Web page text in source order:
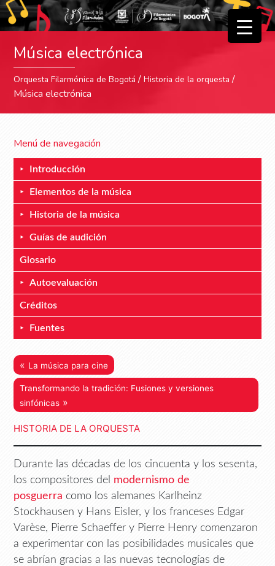
Música electrónica
Orquesta Filarmónica de Bogotá /Historia de la orquesta /
Música electrónica
Menú de navegación
Introducción
Elementos de la música
Historia de la música
Guías de audición
Glosario
Autoevaluación
Créditos
Fuentes
« La música para cine
Transformando la tradición: Fusiones y versiones
sinfónicas »
HISTORIA DE LA ORQUESTA
Durante las décadas de los cincuenta y los sesenta,
los compositores del modernismo de
posguerra como los alemanes Karlheinz
Stockhausen y Hans Eisler, y los franceses Edgar
Varèse, Pierre Schaeffer y Pierre Henry comenzaron
a experimentar con las posibilidades musicales que
se abrían gracias a las nuevas tecnologías de